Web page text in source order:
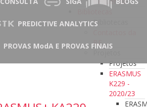
Bibliotecas
Bibliotecas
BE
Projetos
ERASMUS
K229 -
2020/23
PREDICTIVE ANALYTICS
PROVAS ModA E PROVAS FINAIS